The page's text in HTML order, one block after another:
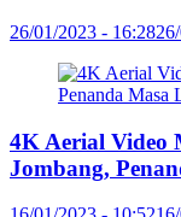
26/01/2023 - 16:28
4K Aerial Video
Jombang,